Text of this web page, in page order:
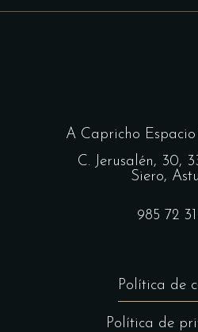
A Capricho
C. Jerusalén, 30,
Siero,
985 72
Política de
Política de